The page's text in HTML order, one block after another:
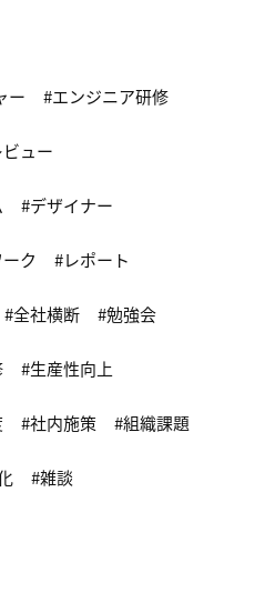
ー エンジニア研修
ュー
デザイナー
ク レポート
全社横断 勉強会
生産性向上
社内施策 組織課題
雑談